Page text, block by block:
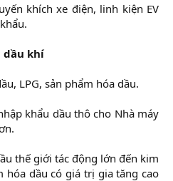
khích xe điện, linh kiện EV
dầu khí
LPG, sản phẩm hóa dầu.
khẩu dầu thô cho Nhà máy
thế giới tác động lớn đến kim
hóa dầu có giá trị gia tăng cao